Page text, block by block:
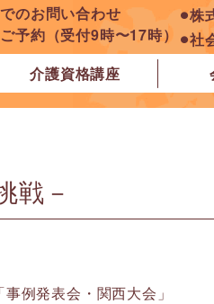
のお問い合わせ
予約（受付9時〜17時）
⚫︎株
⚫︎社
ンス
青山
相談センター
白橿
ート
ア
ンター北エリア
介護資格講座
戦－
例発表会・関西大会」